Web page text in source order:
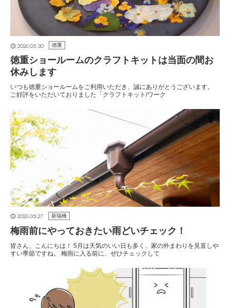
2026.05.30 徳重
徳重ショールームのクラフトキットは当面の間お
休みします
いつも徳重ショールームをご利用いただき、誠にありがとうございます。
ご好評をいただいておりました「クラフトキット/ワーク
2026.05.27 新瑞橋
梅雨前にやっておきたい雨どいチェック！
皆さん、こんにちは！ 5月は天気のいい日も多く、家の外まわりを見直しや
すい季節ですね。 梅雨に入る前に、ぜひチェックして